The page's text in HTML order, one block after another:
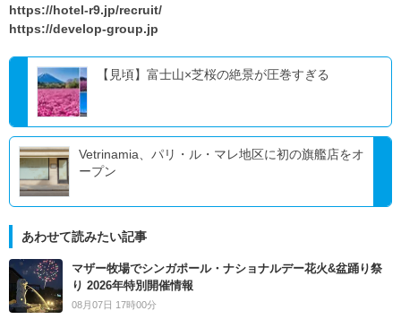
https://hotel-r9.jp/recruit/
https://develop-group.jp
【見頃】富士山×芝桜の絶景が圧巻すぎる
Vetrinamia、パリ・ル・マレ地区に初の旗艦店をオ
ープン
あわせて読みたい記事
マザー牧場でシンガポール・ナショナルデー花火&盆踊り祭
り 2026年特別開催情報
08月07日 17時00分